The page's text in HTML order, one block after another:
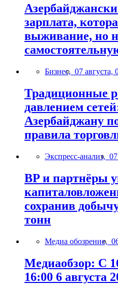
зарплата,
выживание, но
Бизнес, 07 августа,
Традиционные
давлением
Азербайджану
правила
Экспресс-анализ,
BP и партнёры
сохранив
тонн
Медиа обозрение,
Медиаобзор: С
16:00 6 августа